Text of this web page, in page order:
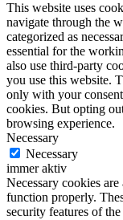
This website uses
navigate through the
categorized as
essential for the
also use third-party
you use this website.
only with your
cookies. But opting
browsing experience.
Necessary
Necessary
immer aktiv
Necessary cookies
function properly.
security features of